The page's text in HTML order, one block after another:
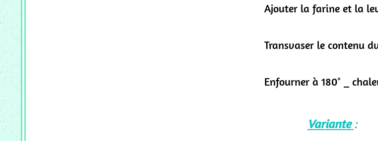
Ajouter la farine et la
Transvaser le contenu
Enfourner à 180° _
Variante: